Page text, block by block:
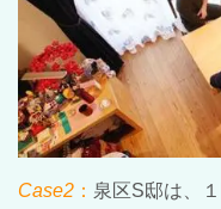
Case2 ： 泉区S邸は、